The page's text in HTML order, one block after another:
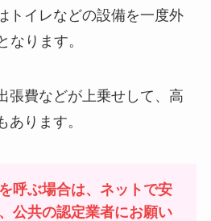
トイレなどの設備を一度外
なります。
張費などが上乗せして、高
あります。
呼ぶ場合は、ネットで安
公共の認定業者にお願い